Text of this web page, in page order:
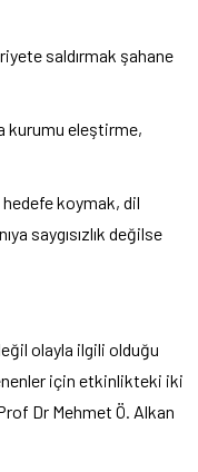
saldırmak şahane
kurumu eleştirme,
hedefe koymak, dil
saygısızlık değilse
olayla ilgili olduğu
için etkinlikteki iki
Dr Mehmet Ö. Alkan